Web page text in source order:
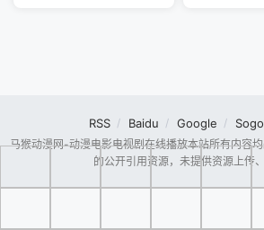
RSS Baidu Google
马猴动漫网-动漫电影电视剧在线播放本站所有内容
的公开引用资源，未提供资源上传